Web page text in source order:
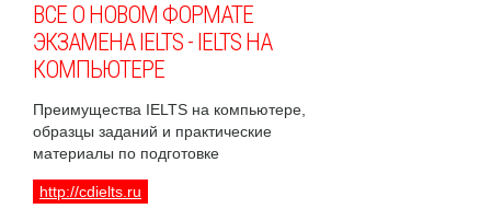
ВСЕ О НОВОМ ФОРМАТЕ
ЭКЗАМЕНА IELTS - IELTS НА
КОМПЬЮТЕРЕ
Преимущества IELTS на компьютере,
образцы заданий и практические
материалы по подготовке
http://cdielts.ru